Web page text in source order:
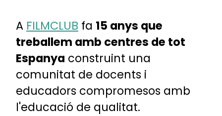
A FILMCLUB fa 15 anys que
treballem amb centres de tot
Espanya construint una
comunitat de docents i
educadors compromesos amb
l'educació de qualitat.